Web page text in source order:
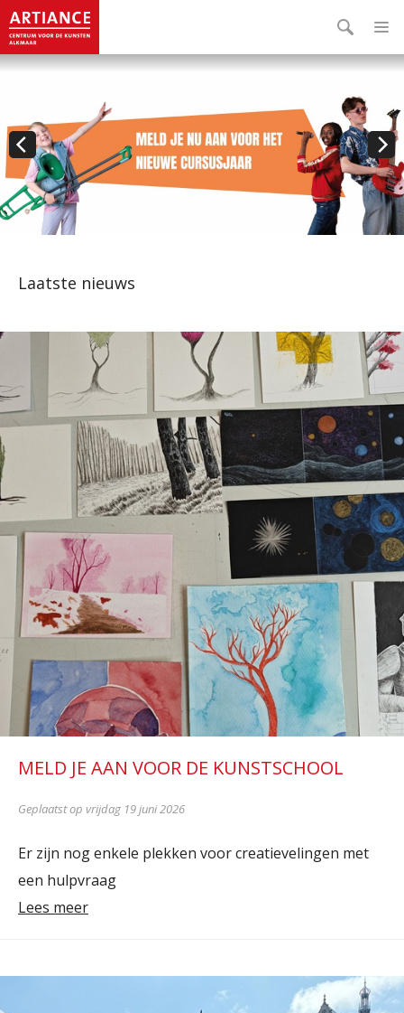
.
Laatste nieuws
MELD JE AAN VOOR DE KUNSTSCHOOL
Geplaatst op vrijdag 19 juni 2026
Er zijn nog enkele plekken voor creatievelingen met
een hulpvraag
Lees meer